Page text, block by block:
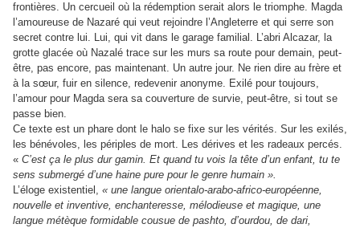
frontières. Un cercueil où la rédemption serait alors le triomphe. Magda
l’amoureuse de Nazaré qui veut rejoindre l’Angleterre et qui serre son
secret contre lui. Lui, qui vit dans le garage familial. L’abri Alcazar, la
grotte glacée où Nazalé trace sur les murs sa route pour demain, peut-
être, pas encore, pas maintenant. Un autre jour. Ne rien dire au frère et
à la sœur, fuir en silence, redevenir anonyme. Exilé pour toujours,
l’amour pour Magda sera sa couverture de survie, peut-être, si tout se
passe bien.
Ce texte est un phare dont le halo se fixe sur les vérités. Sur les exilés,
les bénévoles, les périples de mort. Les dérives et les radeaux percés.
« C’est ça le plus dur gamin. Et quand tu vois la tête d’un enfant, tu te
sens submergé d’une haine pure pour le genre humain ».
L’éloge existentiel, « une langue orientalo-arabo-africo-européenne,
nouvelle et inventive, enchanteresse, mélodieuse et magique, une
langue métèque formidable cousue de pashto, d’ourdou, de dari,